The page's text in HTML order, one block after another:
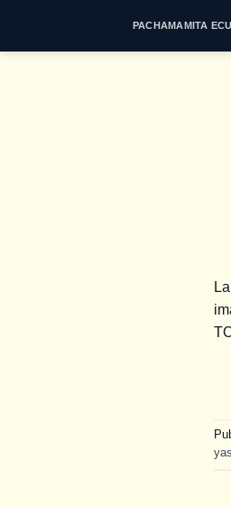
contenido
PACHAMAMITA